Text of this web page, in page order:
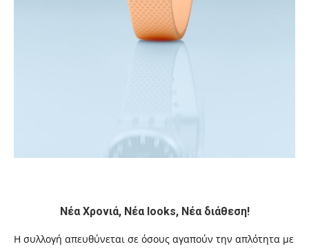
Νέα Χρονιά, Νέα looks, Νέα διάθεση!
Η συλλογή απευθύνεται σε όσους αγαπούν την απλότητα με